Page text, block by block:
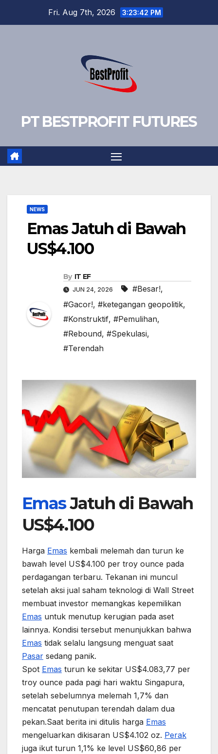
Fri. Aug 7th, 2026 3:23:42 PM
PT BESTPROFIT FUTURES
NEWS
Emas Jatuh di Bawah
US$4.100
By IT EF
JUN 24, 2026 #Besar!,
#Gacor!, #ketegangan geopolitik,
#Konstruktif, #Pemulihan,
#Rebound, #Spekulasi,
#Terendah
EmasJatuh di Bawah
US$4.100
Harga Emas kembali melemah dan turun ke
bawah level US$4.100 per troy ounce pada
perdagangan terbaru. Tekanan ini muncul
setelah aksi jual saham teknologi di Wall Street
membuat investor memangkas kepemilikan
Emas untuk menutup kerugian pada aset
lainnya. Kondisi tersebut menunjukkan bahwa
Emas tidak selalu langsung menguat saat
Pasar sedang panik.
Spot Emas turun ke sekitar US$4.083,77 per
troy ounce pada pagi hari waktu Singapura,
setelah sebelumnya melemah 1,7% dan
mencatat penutupan terendah dalam dua
pekan.Saat berita ini ditulis harga Emas
mengeluarkan dikisaran US$4.102 oz. Perak
juga ikut turun 1,1% ke level US$60,86 per